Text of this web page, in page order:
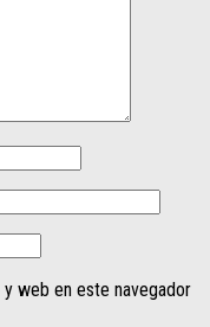
web en este navegador